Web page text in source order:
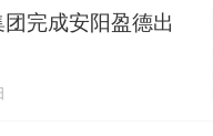
完成安阳盈德出